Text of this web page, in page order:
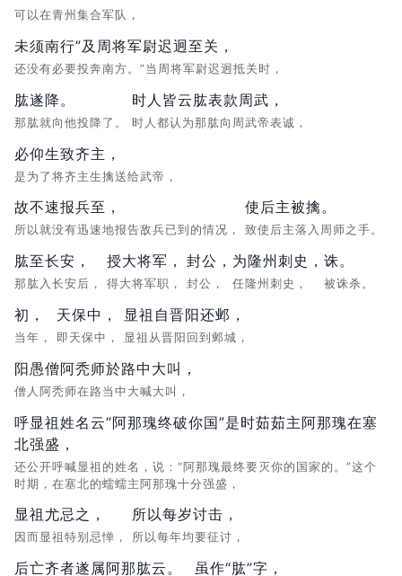
可以在青州集合军队，
未须南行”及周将军尉迟迥至关，
还没有必要投奔南方。”当周将军尉迟迥抵关时，
肱遂降。
那肱就向他投降了。
时人皆云肱表款周武，
时人都认为那肱向周武帝表诚，
必仰生致齐主，
是为了将齐主生擒送给武帝，
故不速报兵至，
所以就没有迅速地报告敌兵已到的情况，
使后主被擒。
致使后主落入周师之手。
肱至长安，
那肱入长安后，
授大将军，
得大将军职，
封公，
封公，
为隆州刺史，
任隆州刺史，
诛。
被诛杀。
初，
当年，
天保中，
即天保中，
显祖自晋阳还邺，
显祖从晋阳回到邺城，
阳愚僧阿秃师於路中大叫，
僧人阿秃师在路当中大喊大叫，
呼显祖姓名云“阿那瑰终破你国”是时茹茹主阿那瑰在塞
北强盛，
还公开呼喊显祖的姓名，说：“阿那瑰最终要灭你的国家的。”这个
时期，在塞北的蠕蠕主阿那瑰十分强盛，
显祖尤忌之，
因而显祖特别忌惮，
所以每岁讨击，
所以每年均要征讨，
后亡齐者遂属阿那肱云。 虽作“肱”字，